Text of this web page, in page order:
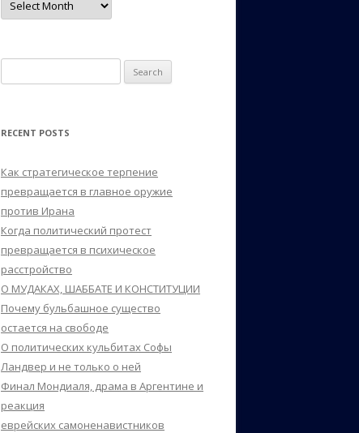
for:
RECENT POSTS
Как стратегическое терпение
превращается в главное оружие
против Ирана
Когда политический протест
превращается в психическое
расстройство
О МУДАКАХ, ШАББАТЕ И КОНСТИТУЦИИ
Почему бульбашное существо
остается на свободе
О политических кульбитах Софы
Ландвер и не только о ней
Финал Мондиаля, драма в Аргентине и
реакция
еврейских самоненавистников